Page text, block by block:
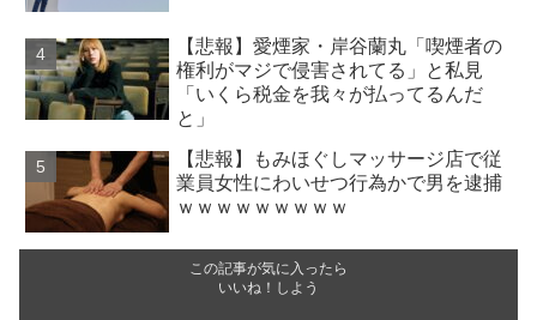
【悲報】愛煙家・岸谷蘭丸「喫煙者の
権利がマジで侵害されてる」と私見
「いくら税金を我々が払ってるんだ
と」
【悲報】もみほぐしマッサージ店で従
業員女性にわいせつ行為かで男を逮捕
ｗｗｗｗｗｗｗｗｗ
この記事が気に入ったら
いいね！しよう